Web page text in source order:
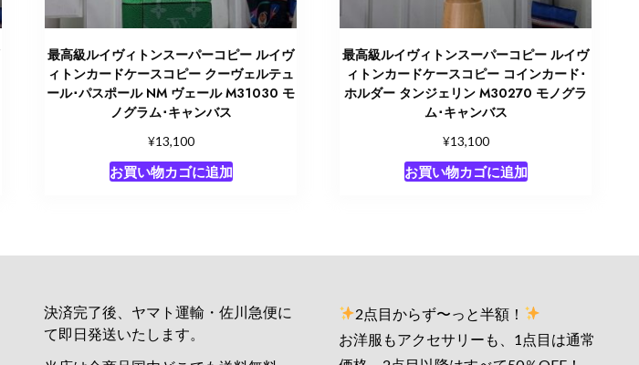
最高級ルイヴィトンスーパーコピー ルイヴ
ィトンカードケースコピー クーヴェルテュ
ール･パスポール NM ヴェール M31030 モ
ノグラム･キャンバス
¥13,100
お買い物カゴに追加
最高級ルイヴィトンスーパーコピー ルイヴ
ィトンカードケースコピー コインカード･
ホルダー タンジェリン M30270 モノグラ
ム･キャンバス
¥13,100
お買い物カゴに追加
決済完了後、ヤマト運輸・佐川急便に
て即日発送いたします。
2点目からず〜っと半額！
お洋服もアクセサリーも、1点目は通常